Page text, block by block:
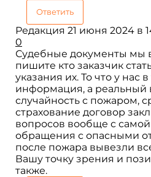
Ответить
Редакция 21 июня 2024 в
0
Судебные документы мы
пишите кто заказчик
указания их. То что у нас
информация, а реальный
случайность с пожаром,
страхование договор
вопросов вообще с
обращения с опасными
после пожара вывезли
Вашу точку зрения и
также.